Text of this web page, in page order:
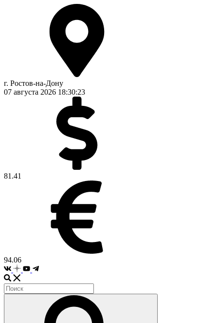
г. Ростов-на-Дону
07 августа 2026 18:30:24
81.41
94.06